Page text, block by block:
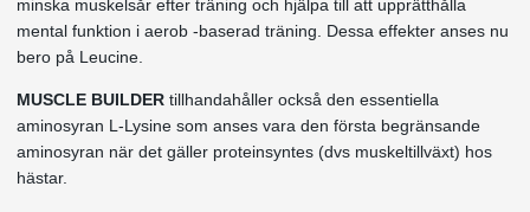
minska muskelsår efter träning och hjälpa till att upprätthålla
mental funktion i aerob -baserad träning. Dessa effekter anses nu
bero på Leucine.
MUSCLE BUILDER tillhandahåller också den essentiella
aminosyran L-Lysine som anses vara den första begränsande
aminosyran när det gäller proteinsyntes (dvs muskeltillväxt) hos
hästar.